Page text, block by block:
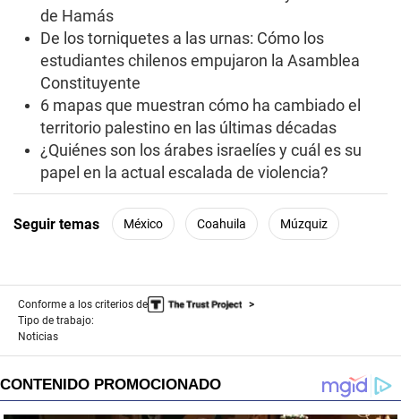
de Hamás
De los torniquetes a las urnas: Cómo los
estudiantes chilenos empujaron la Asamblea
Constituyente
6 mapas que muestran cómo ha cambiado el
territorio palestino en las últimas décadas
¿Quiénes son los árabes israelíes y cuál es su
papel en la actual escalada de violencia?
Seguir temas México Coahuila Múzquiz
Conforme a los criterios de
Tipo de trabajo:
Noticias